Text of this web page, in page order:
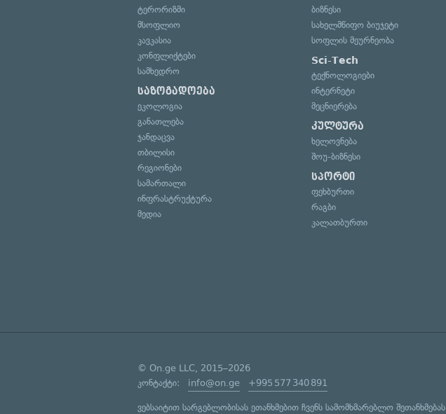
ტერორიზმი
მსოფლიო
კავკასია
კონფლიქტები
სამხედრო
საზოგადოება
ეკოლოგია
განათლება
ჯანდაცვა
თბილისი
რეგიონები
სამართალი
ინფრასტრუქტურა
მედია
ბიზნესი
სახელმწიფო ბიუჯეტი
სოფლის მეურნეობა
Sci-Tech
ტექნოლოგიები
ინტერნეტი
მეცნიერება
კულტურა
ხელოვნება
შოუ-ბიზნესი
სპორტი
ფეხბურთი
რაგბი
კალათბურთი
© On.ge LLC, 2015–2026
კონტაქტი: info@on.ge +995 577 340 891
ვებსაიტით სარგებლობისას ეთანხმებით ჩვენს სამომხმარებლო შეთანხმებას